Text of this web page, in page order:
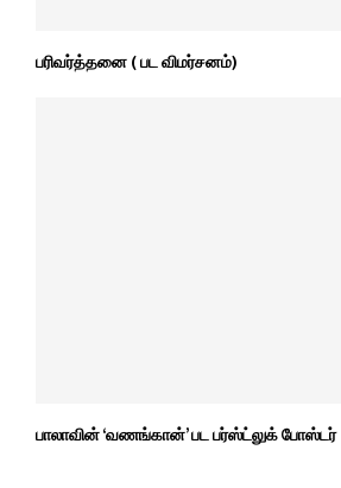
பரிவர்த்தனை ( பட விமர்சனம்)
பாலாவின் ‘வணங்கான்’ பட பர்ஸ்ட்லுக் போஸ்டர்